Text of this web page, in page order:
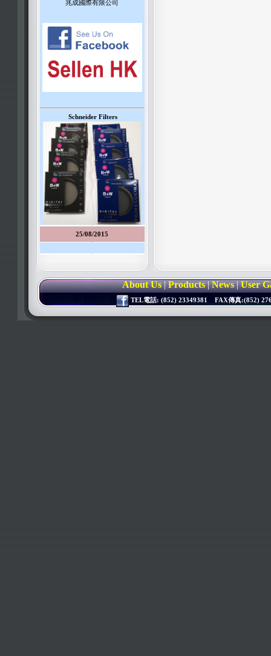
兆成國際有限公司
Schneider Filters
25/08/2015
About Us|Products|News| User
TEL電話: (852) 23349381 FAX傳真:(852)